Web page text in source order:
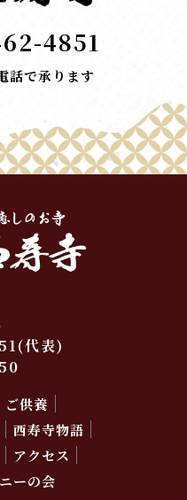
4851
話で承ります
(代表)
ご供養
西寿寺物語
アクセス
ーの会